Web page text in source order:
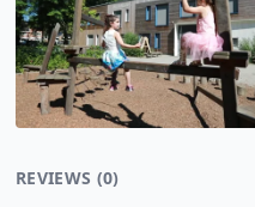
REVIEWS (0)